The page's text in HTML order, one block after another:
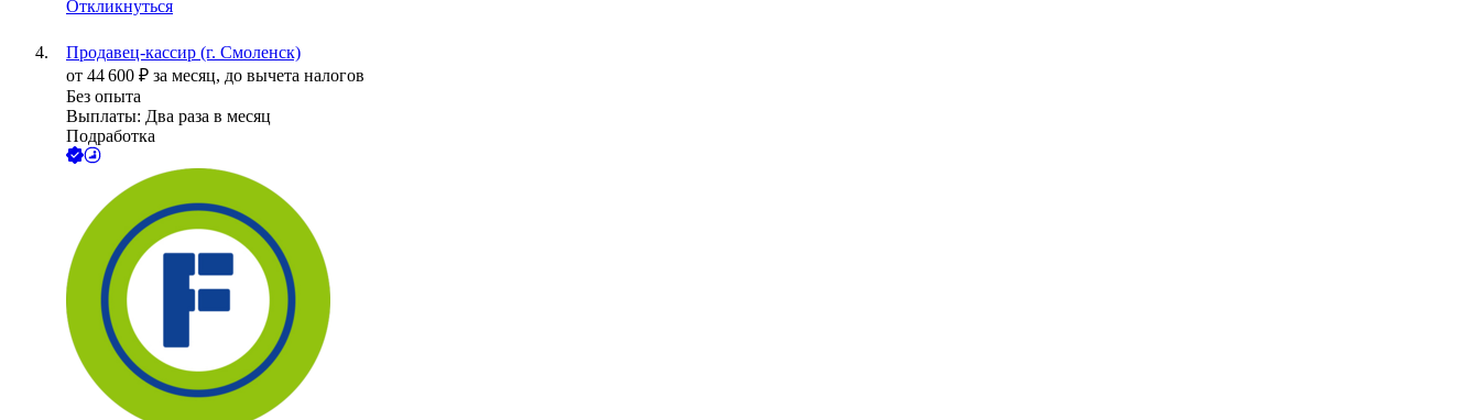
Откликнуться
Продавец-кассир (г. Смоленск)
от 44 600 ₽ за месяц, до вычета налогов
Без опыта
Выплаты: Два раза в месяц
Подработка